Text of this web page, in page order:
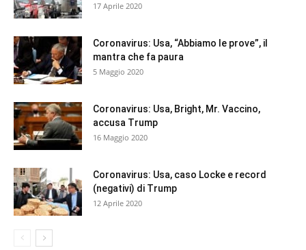
17 Aprile 2020
Coronavirus: Usa, “Abbiamo le prove”, il
mantra che fa paura
5 Maggio 2020
Coronavirus: Usa, Bright, Mr. Vaccino,
accusa Trump
16 Maggio 2020
Coronavirus: Usa, caso Locke e record
(negativi) di Trump
12 Aprile 2020